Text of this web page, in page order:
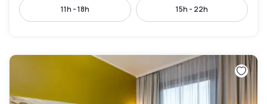
11h - 18h 15h - 22h